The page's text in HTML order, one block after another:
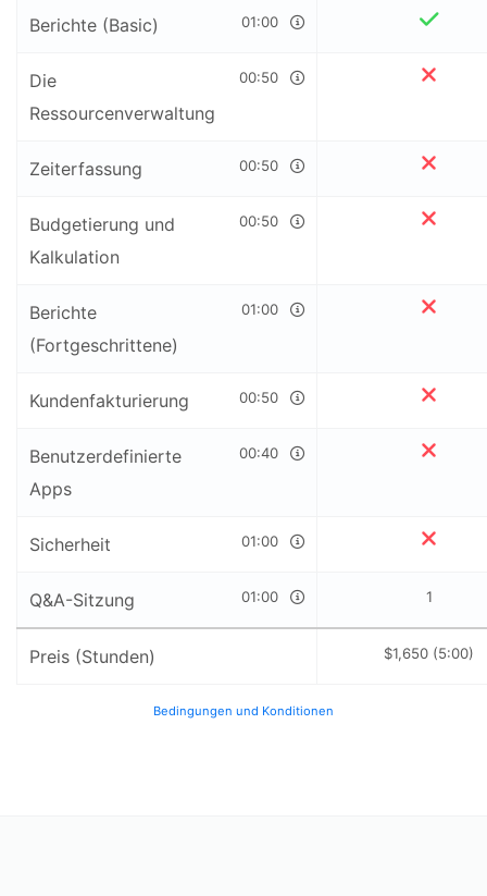
Berichte (Basic) 01:00
Die
Ressourcenverwaltung
00:50
Zeiterfassung 00:50
Budgetierung und
Kalkulation
00:50
Berichte
(Fortgeschrittene)
01:00
Kundenfakturierung 00:50
Benutzerdefinierte
Apps
00:40
Sicherheit 01:00
Q&A-Sitzung 01:00 1
Preis (Stunden) $1,650 (5:00)
Bedingungen und Konditionen